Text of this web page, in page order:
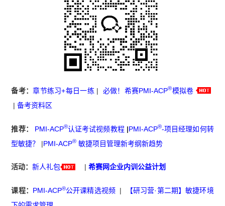
备考：章节练习+每日一练 | 必做！希赛PMI-ACP®模拟卷
|备考资料区
推荐： PMI-ACP®认证考试视频教程|PMI-ACP®-项目经理如何转
型敏捷？
|PMI-ACP® 敏捷项目管理新考纲新趋势
活动：新人礼包 |希赛网企业内训公益计划
课程： PMI-ACP®公开课精选视频 |
【研习营·第二期】敏捷环境